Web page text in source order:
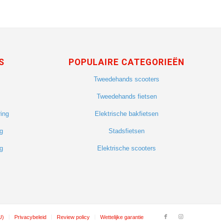
POPULAIRE CATEGORIEËN
Tweedehands scooters
Tweedehands fietsen
Elektrische bakfietsen
Stadsfietsen
Elektrische scooters
Privacybeleid Review policy Wettelijke garantie